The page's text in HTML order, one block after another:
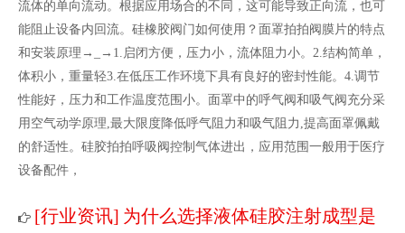
流体的单向流动。根据应用场合的不同，这可能导致正向流，也可
能阻止设备内回流。硅橡胶阀门如何使用？面罩拍拍阀膜片的特点
和安装原理→_→1.启闭方便，压力小，流体阻力小。2.结构简单，
体积小，重量轻3.在低压工作环境下具有良好的密封性能。4.调节
性能好，压力和工作温度范围小。面罩中的呼气阀和吸气阀充分采
用空气动学原理,最大限度降低呼气阻力和吸气阻力,提高面罩佩戴
的舒适性。硅胶拍拍呼吸阀控制气体进出，应用范围一般用于医疗
设备配件，
[行业资讯] 为什么选择液体硅胶注射成型是